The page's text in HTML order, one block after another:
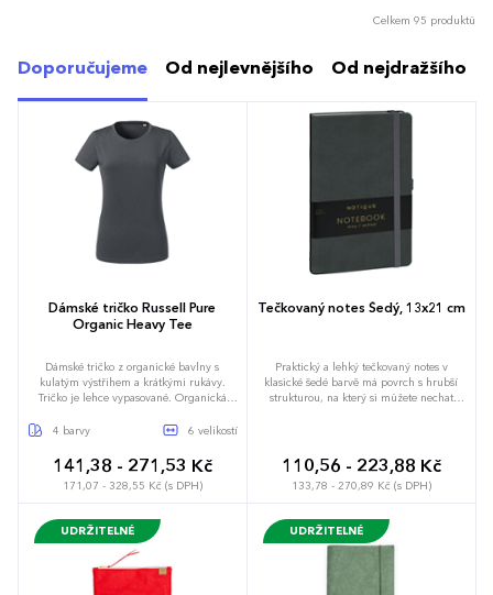
Celkem 95 produktů
Doporučujeme Od nejlevnějšího Od nejdražšího
Dámské tričko Russell Pure
Organic Heavy Tee
Dámské tričko z organické bavlny s
kulatým výstřihem a krátkými rukávy.
Tričko je lehce vypasované. Organická
nosí a textura je velmi lehká. Tričko bez4 barvy 6 velikostí
141,38 - 271,53 Kč
171,07 - 328,55 Kč (s DPH)
XS S M L
Tečkovaný notes Šedý, 13x21 cm
Praktický a lehký tečkovaný notes v
klasické šedé barvě má povrch s hrubší
strukturou, na který si můžete nechat
záložku. Tečky mají 5 mm a jsou na
kvalitním žlutém papíře.
110,56 - 223,88 Kč
133,78 - 270,89 Kč (s DPH)
UDRŽITELNÉ UDRŽITELNÉ